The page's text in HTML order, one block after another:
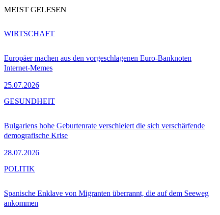
MEIST GELESEN
Europäer machen aus den vorgeschlagenen Euro-Banknoten
Internet-Memes
25.07.2026
WIRTSCHAFT
Bulgariens hohe Geburtenrate verschleiert die sich verschärfende
demografische Krise
28.07.2026
GESUNDHEIT
Spanische Enklave von Migranten überrannt, die auf dem Seeweg
ankommen
POLITIK